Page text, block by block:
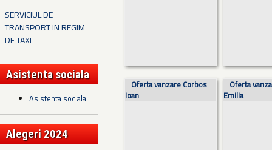
SERVICIUL DE
TRANSPORT IN REGIM
DE TAXI
Asistenta sociala
Asistenta sociala
Alegeri 2024
Oferta vanzare Corbos
Ioan
Oferta
Emilia